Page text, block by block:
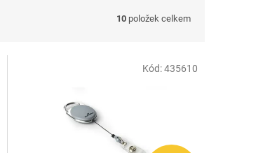
10 položek celkem
Kód:435610